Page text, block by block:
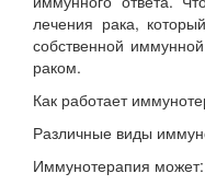
лечения рака,
собственной
раком.
Как работает
Различные виды
Иммунотерапия может: